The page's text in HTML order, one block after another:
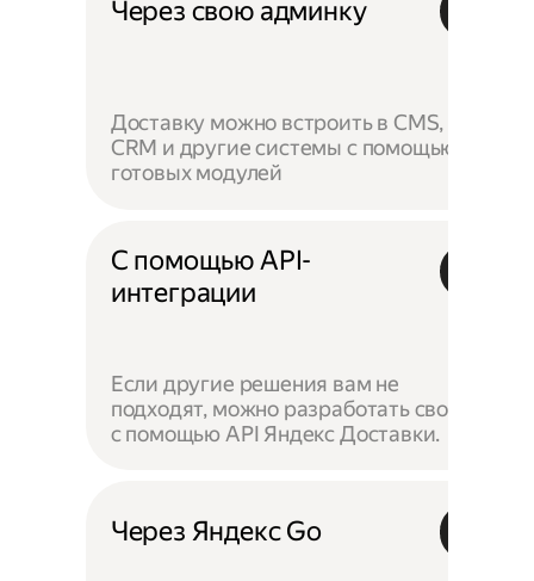
Через свою админку
Доставку можно встроить в CMS,
CRM и другие системы с помощью
готовых модулей
С помощью API-
интеграции
Если другие решения вам не
подходят, можно разработать своё —
с помощью API Яндекс Доставки.
Через Яндекс Go